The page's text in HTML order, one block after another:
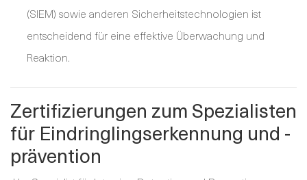
(SIEM) sowie anderen Sicherheitstechnologien ist
entscheidend für eine effektive Überwachung und
Reaktion.
Zertifizierungen zum Spezialisten
für Eindringlingserkennung und -
prävention